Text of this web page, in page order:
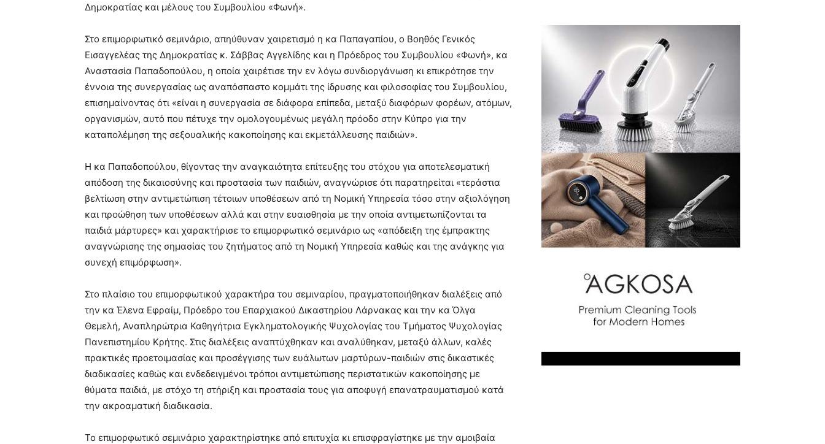
Δημοκρατίας και μέλους του Συμβουλίου «Φωνή».
Στο επιμορφωτικό σεμινάριο, απηύθυναν χαιρετισμό η κα Παπαγαπίου, ο Βοηθός Γενικός
Εισαγγελέας της Δημοκρατίας κ. Σάββας Αγγελίδης και η Πρόεδρος του Συμβουλίου «Φωνή», κα
Αναστασία Παπαδοπούλου, η οποία χαιρέτισε την εν λόγω συνδιοργάνωση κι επικρότησε την
έννοια της συνεργασίας ως αναπόσπαστο κομμάτι της ίδρυσης και φιλοσοφίας του Συμβουλίου,
επισημαίνοντας ότι «είναι η συνεργασία σε διάφορα επίπεδα, μεταξύ διαφόρων φορέων, ατόμων,
οργανισμών, αυτό που πέτυχε την ομολογουμένως μεγάλη πρόοδο στην Κύπρο για την
καταπολέμηση της σεξουαλικής κακοποίησης και εκμετάλλευσης παιδιών».
Η κα Παπαδοπούλου, θίγοντας την αναγκαιότητα επίτευξης του στόχου για αποτελεσματική
απόδοση της δικαιοσύνης και προστασία των παιδιών, αναγνώρισε ότι παρατηρείται «τεράστια
βελτίωση στην αντιμετώπιση τέτοιων υποθέσεων από τη Νομική Υπηρεσία τόσο στην αξιολόγηση
και προώθηση των υποθέσεων αλλά και στην ευαισθησία με την οποία αντιμετωπίζονται τα
παιδιά μάρτυρες» και χαρακτήρισε το επιμορφωτικό σεμινάριο ως «απόδειξη της έμπρακτης
αναγνώρισης της σημασίας του ζητήματος από τη Νομική Υπηρεσία καθώς και της ανάγκης για
συνεχή επιμόρφωση».
Στο πλαίσιο του επιμορφωτικού χαρακτήρα του σεμιναρίου, πραγματοποιήθηκαν διαλέξεις από
την κα Έλενα Εφραίμ, Πρόεδρο του Επαρχιακού Δικαστηρίου Λάρνακας και την κα Όλγα
Θεμελή, Αναπληρώτρια Καθηγήτρια Εγκληματολογικής Ψυχολογίας του Τμήματος Ψυχολογίας
Πανεπιστημίου Κρήτης. Στις διαλέξεις αναπτύχθηκαν και αναλύθηκαν, μεταξύ άλλων, καλές
πρακτικές προετοιμασίας και προσέγγισης των ευάλωτων μαρτύρων-παιδιών στις δικαστικές
διαδικασίες καθώς και ενδεδειγμένοι τρόποι αντιμετώπισης περιστατικών κακοποίησης με
θύματα παιδιά, με στόχο τη στήριξη και προστασία τους για αποφυγή επανατραυματισμού κατά
την ακροαματική διαδικασία.
Το επιμορφωτικό σεμινάριο χαρακτηρίστηκε από επιτυχία κι επισφραγίστηκε με την αμοιβαία